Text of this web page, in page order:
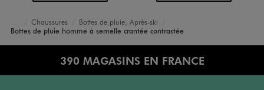
Accueil
Homme
Chaussures
Bottes de pluie, Après-ski
Bottes de pluie homme à semelle crantée contrastée
390 MAGASINS EN FRANCE